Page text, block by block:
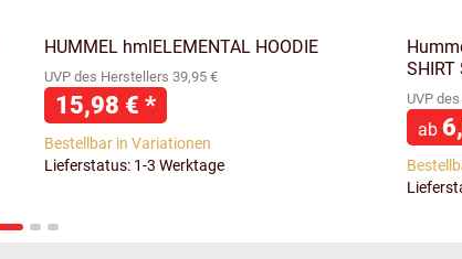
HUMMEL hmlELEMENTAL HOODIE
UVP des Herstellers 39,95 €
15,98 € *
Bestellbar in Variationen
Lieferstatus: 1-3 Werktage
SHIRT
UVP
ab